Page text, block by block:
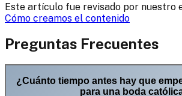
Este artículo fue revisado por nuestro
Cómo creamos el contenido
Preguntas Frecuentes
¿Cuánto tiempo antes hay que
para una boda